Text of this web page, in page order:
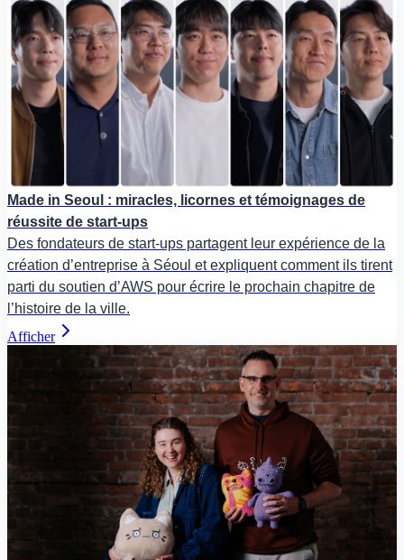
Made in Seoul : miracles, licornes et témoignages de
réussite de start-ups
Des fondateurs de start-ups partagent leur expérience de la
création d’entreprise à Séoul et expliquent comment ils tirent
parti du soutien d’AWS pour écrire le prochain chapitre de
l’histoire de la ville.
Afficher